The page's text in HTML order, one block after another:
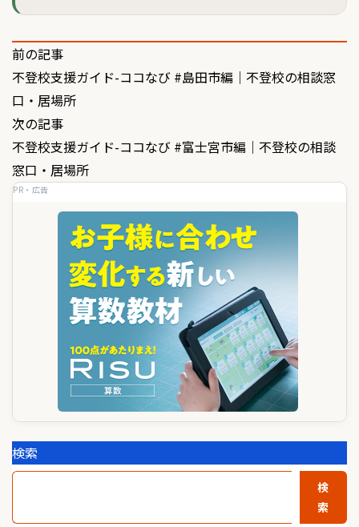
投
稿
ナ
ビ
ゲ
前の記事
不登校支援ガイド-ココなび #島田市編｜不登校の相談窓
口・居場所
次の記事
不登校支援ガイド-ココなび #富士宮市編｜不登校の相談
窓口・居場所
PR・広告
検索
検
索